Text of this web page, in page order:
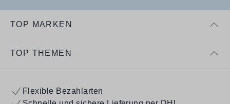
TOP MARKEN
TOP THEMEN
Flexible Bezahlarten